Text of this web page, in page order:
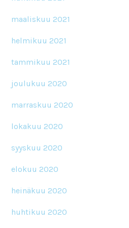
maaliskuu 2021
helmikuu 2021
tammikuu 2021
joulukuu 2020
marraskuu 2020
lokakuu 2020
syyskuu 2020
elokuu 2020
heinäkuu 2020
huhtikuu 2020